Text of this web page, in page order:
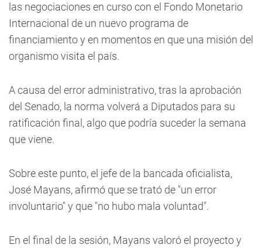
las negociaciones en curso con el Fondo Monetario
Internacional de un nuevo programa de
financiamiento y en momentos en que una misión del
organismo visita el país.
A causa del error administrativo, tras la aprobación
del Senado, la norma volverá a Diputados para su
ratificación final, algo que podría suceder la semana
que viene.
Sobre este punto, el jefe de la bancada oficialista,
José Mayans, afirmó que se trató de "un error
involuntario" y que "no hubo mala voluntad".
En el final de la sesión, Mayans valoró el proyecto y